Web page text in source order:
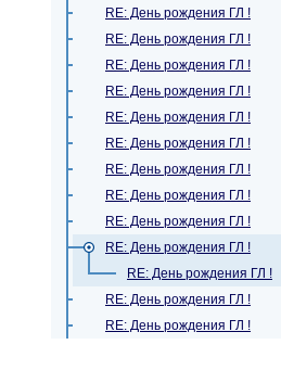
RE: День рождения ГЛ !
RE: День рождения ГЛ !
RE: День рождения ГЛ !
RE: День рождения ГЛ !
RE: День рождения ГЛ !
RE: День рождения ГЛ !
RE: День рождения ГЛ !
RE: День рождения ГЛ !
RE: День рождения ГЛ !
RE: День рождения ГЛ !
RE: День рождения ГЛ !
RE: День рождения ГЛ !
RE: День рождения ГЛ !